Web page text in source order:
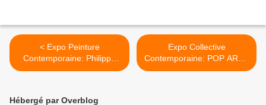
< Expo Peinture
Contemporaine: Philippe
NUELL "Live is good"
Expo Collective
Contemporaine: POP ART -
Icons that matter >
Hébergé par Overblog